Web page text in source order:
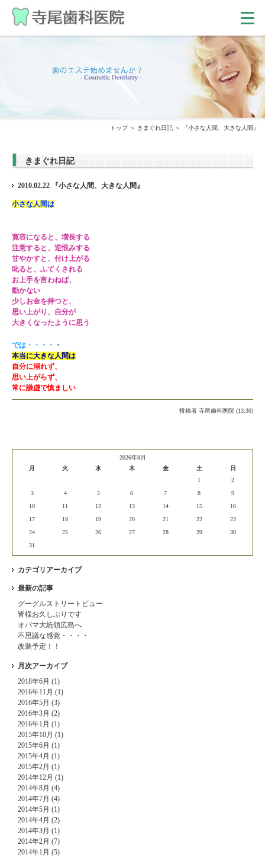
トップ きまぐれ日記 『小さな人間、大きな人間』
きまぐれ日記
2010.02.22 『小さな人間、大きな人間』
小さな人間は
寛容になると、増長する
注意すると、逆恨みする
甘やかすと、付け上がる
叱ると、ふてくされる
お上手を言わねば、
動かない
少しお金を持つと、
思い上がり、自分が
大きくなったように思う
では・・・・
・
本当に大きな人間は
自分に溺れず、
思い上がらず、
常に謙虚で慎ましい
投稿者 寺尾歯科医院 (13:30)
2026年8月
月
火 水 木 金 土
日
1
2
3
4 5 6 7 8
9
10
11 12 13 14 15
16
17
18 19 20 21 22
23
24
25 26 27 28 29
30
31
カテゴリアーカイブ
最新の記事
グーグルストリートビュー
皆様お久しぶりです
オバマ大統領広島へ
不思議な感覚・・・・
改装予定！！
月次アーカイブ
2018年6月 (1)
2016年11月 (1)
2016年5月 (3)
2016年3月 (2)
2016年1月 (1)
2015年10月 (1)
2015年6月 (1)
2015年4月 (1)
2015年2月 (1)
2014年12月 (1)
2014年8月 (4)
2014年7月 (4)
2014年5月 (1)
2014年4月 (2)
2014年3月 (1)
2014年2月 (7)
2014年1月 (5)